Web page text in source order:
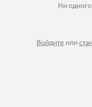
Ни
Войдите или